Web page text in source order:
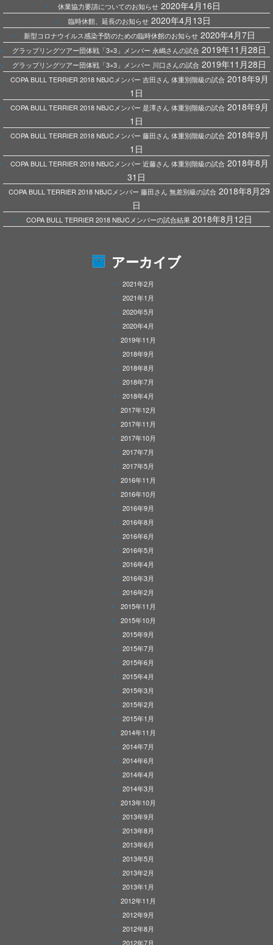
休業協力要請についてのお知らせ 2020年4月16日
臨時休館、延長のお知らせ 2020年4月13日
新型コロナウイルス感染予防のための臨時休館のお知らせ 2020年4月7日
グラップリングツアー団体戦「3×3」メンバー 永嶋さんの試合 2019年11月28日
グラップリングツアー団体戦「3×3」メンバー 川口さんの試合 2019年11月28日
COPA BULL TERRIER 2018 NBJCメンバー 吉田さん 体重別階級の試合 2018年9月
1日
COPA BULL TERRIER 2018 NBJCメンバー 是澤さん 体重別階級の試合 2018年9月
1日
COPA BULL TERRIER 2018 NBJCメンバー 藤田さん 体重別階級の試合 2018年9月
1日
COPA BULL TERRIER 2018 NBJCメンバー 近藤さん 体重別階級の試合 2018年8月
31日
COPA BULL TERRIER 2018 NBJCメンバー 藤田さん 無差別級の試合 2018年8月29
日
COPA BULL TERRIER 2018 NBJCメンバーの試合結果 2018年8月12日
アーカイブ
2021年2月
2021年1月
2020年5月
2020年4月
2019年11月
2018年9月
2018年8月
2018年7月
2018年4月
2017年12月
2017年11月
2017年10月
2017年7月
2017年5月
2016年11月
2016年10月
2016年9月
2016年8月
2016年6月
2016年5月
2016年4月
2016年3月
2016年2月
2015年11月
2015年10月
2015年9月
2015年7月
2015年6月
2015年4月
2015年3月
2015年2月
2015年1月
2014年11月
2014年7月
2014年6月
2014年4月
2014年3月
2013年10月
2013年9月
2013年8月
2013年6月
2013年5月
2013年2月
2013年1月
2012年11月
2012年9月
2012年8月
2012年7月